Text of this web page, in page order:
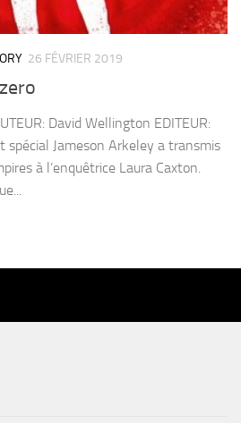
26 FÉVRIER 2019
David Wellington EDITEUR:
spécial Jameson Arkeley a transmis
à l’enquêtrice Laura Caxton.